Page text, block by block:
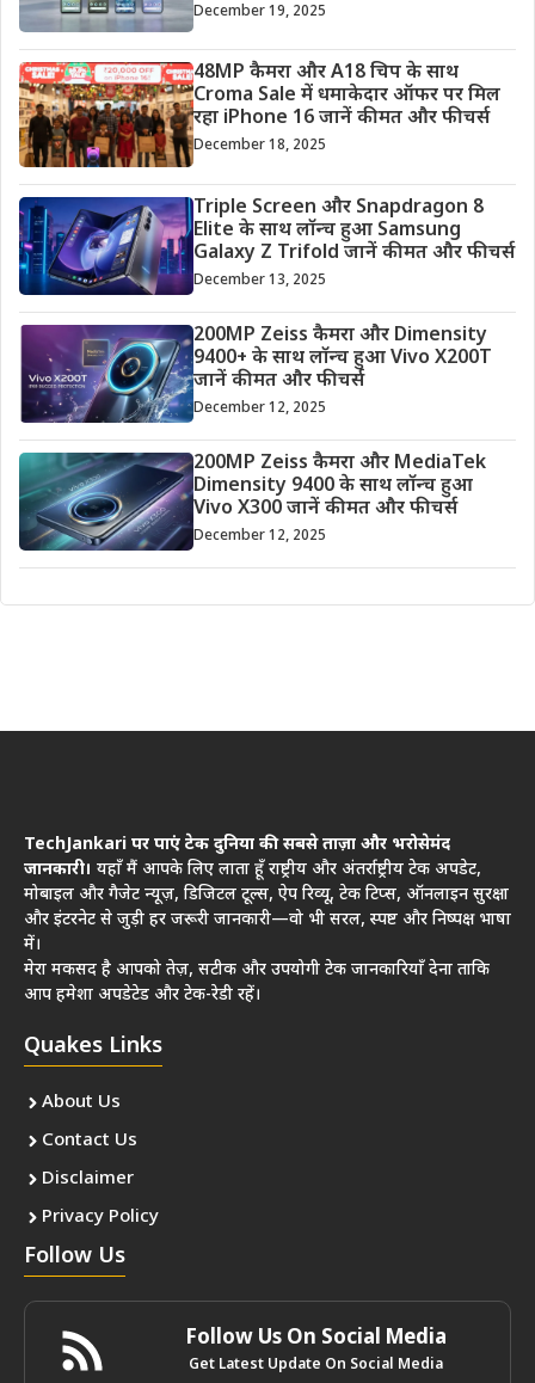
December 19, 2025
48MP कैमरा और A18 चिप के साथ
Croma Sale में धमाकेदार ऑफर पर मिल
रहा iPhone 16 जानें कीमत और फीचर्स
December 18, 2025
Triple Screen और Snapdragon 8
Elite के साथ लॉन्च हुआ Samsung
Galaxy Z Trifold जानें कीमत और फीचर्स
December 13, 2025
200MP Zeiss कैमरा और Dimensity
9400+ के साथ लॉन्च हुआ Vivo X200T
जानें कीमत और फीचर्स
December 12, 2025
200MP Zeiss कैमरा और MediaTek
Dimensity 9400 के साथ लॉन्च हुआ
Vivo X300 जानें कीमत और फीचर्स
December 12, 2025
TechJankari पर पाएं टेक दुनिया की सबसे ताज़ा और भरोसेमंद
जानकारी। यहाँ मैं आपके लिए लाता हूँ राष्ट्रीय और अंतर्राष्ट्रीय टेक अपडेट,
मोबाइल और गैजेट न्यूज़, डिजिटल टूल्स, ऐप रिव्यू, टेक टिप्स, ऑनलाइन सुरक्षा
और इंटरनेट से जुड़ी हर जरूरी जानकारी—वो भी सरल, स्पष्ट और निष्पक्ष भाषा
में।
मेरा मकसद है आपको तेज़, सटीक और उपयोगी टेक जानकारियाँ देना ताकि
आप हमेशा अपडेटेड और टेक-रेडी रहें।
Quakes Links
About Us
Contact Us
Disclaimer
Privacy Policy
Follow Us
Follow Us On Social Media
Get Latest Update On Social Media